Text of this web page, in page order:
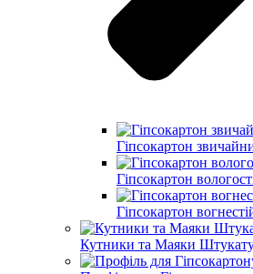
Гіпсокартон
Гіпсокартон
Гіпсокартон
Кутники та Маяки